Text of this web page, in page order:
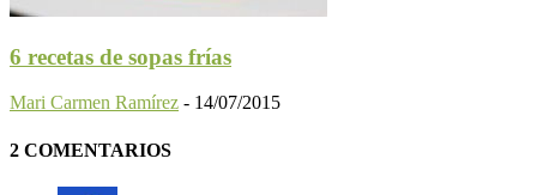
6 recetas de sopas frías
Mari Carmen Ramírez - 14/07/2015
2 COMENTARIOS